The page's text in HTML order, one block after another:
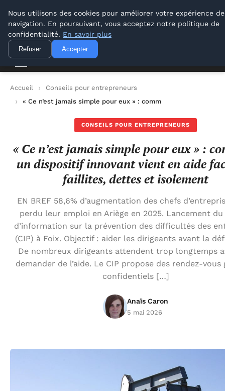
Lyon Photos
Lyon Photos
Accueil
Conseils pour entrepreneurs
« Ce n’est jamais simple pour eux » : comment un
CONSEILS POUR ENTREPRENEURS
« Ce n’est jamais simple pour eux » :
un dispositif innovant vient en aide
faillites, dettes et isolement
EN BREF 58,6% d’augmentation des chefs
perdu leur emploi en Ariège en 2025. Lancement
d’information sur la prévention des difficultés des
(CIP) à Foix. Objectif : aider les dirigeants avant la
De nombreux dirigeants attendent trop longtemps
demander de l’aide. Le CIP propose des rendez-
confidentiels […]
Anaïs Caron
5 mai 2026
Nous utilisons des cookies pour améliorer votre expérience de
navigation. En poursuivant, vous acceptez notre politique de
confidentialité. En savoir plus
Refuser Accepter